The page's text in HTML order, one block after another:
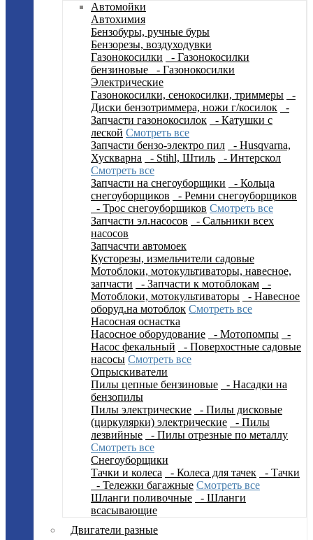
Автомойки
Автохимия
Бензобуры, ручные буры
Бензорезы, воздуходувки
Газонокосилки
- Газонокосилки
бензиновые
- Газонокосилки
Электрические
Газонокосилки, сенокосилки, триммеры
-
Диски бензотриммера, ножи г/косилок
-
Запчасти газонокосилок
- Катушки с
леской Смотреть все
Запчасти бензо-электро пил
- Husqvarna,
Хускварна
- Stihl, Штиль
- Интерскол
Смотреть все
Запчасти на снегоуборщики
- Кольца
снегоуборщиков
- Ремни снегоуборщиков
- Трос снегоуборщиков Смотреть все
Запчасти эл.насосов
- Сальники всех
насосов
Запчасчти автомоек
Кусторезы, измельчители садовые
Мотоблоки, мотокультиваторы, навесное,
запчасти
- Запчасти к мотоблокам
-
Мотоблоки, мотокультиваторы
- Навесное
оборуд.на мотоблок Смотреть все
Насосная оснастка
Насосное оборудование
- Мотопомпы
-
Насос фекальный
- Поверхостные садовые
насосы Смотреть все
Опрыскиватели
Пилы цепные бензиновые
- Насадки на
бензопилы
Пилы электрические
- Пилы дисковые
(циркулярки) электрические
- Пилы
лезвийные
- Пилы отрезные по металлу
Смотреть все
Снегоуборщики
Тачки и колеса
- Колеса для тачек
- Тачки
- Тележки багажные Смотреть все
Шланги поливочные
- Шланги
всасывающие
Двигатели разные